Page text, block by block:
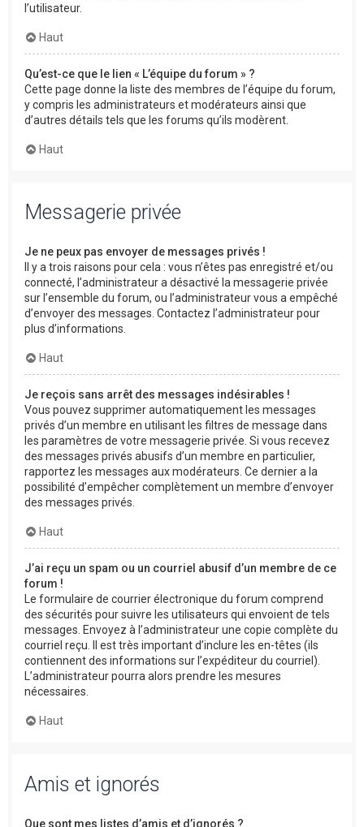
l’utilisateur.
Haut
Qu’est-ce que le lien « L’équipe du forum » ?
Cette page donne la liste des membres de l’équipe du forum,
y compris les administrateurs et modérateurs ainsi que
d’autres détails tels que les forums qu’ils modèrent.
Haut
Messagerie privée
Je ne peux pas envoyer de messages privés !
Il y a trois raisons pour cela : vous n’êtes pas enregistré et/ou
connecté, l’administrateur a désactivé la messagerie privée
sur l’ensemble du forum, ou l’administrateur vous a empêché
d’envoyer des messages. Contactez l’administrateur pour
plus d’informations.
Haut
Je reçois sans arrêt des messages indésirables !
Vous pouvez supprimer automatiquement les messages
privés d’un membre en utilisant les filtres de message dans
les paramètres de votre messagerie privée. Si vous recevez
des messages privés abusifs d’un membre en particulier,
rapportez les messages aux modérateurs. Ce dernier a la
possibilité d’empêcher complètement un membre d’envoyer
des messages privés.
Haut
J’ai reçu un spam ou un courriel abusif d’un membre de ce
forum !
Le formulaire de courrier électronique du forum comprend
des sécurités pour suivre les utilisateurs qui envoient de tels
messages. Envoyez à l’administrateur une copie complète du
courriel reçu. Il est très important d’inclure les en-têtes (ils
contiennent des informations sur l’expéditeur du courriel).
L’administrateur pourra alors prendre les mesures
nécessaires.
Haut
Amis et ignorés
Que sont mes listes d’amis et d’ignorés ?